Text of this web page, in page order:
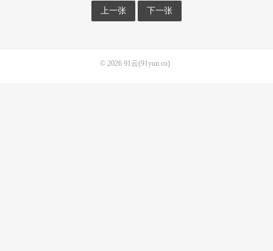
上一张 下一张
© 2026 91云(91yun.co)